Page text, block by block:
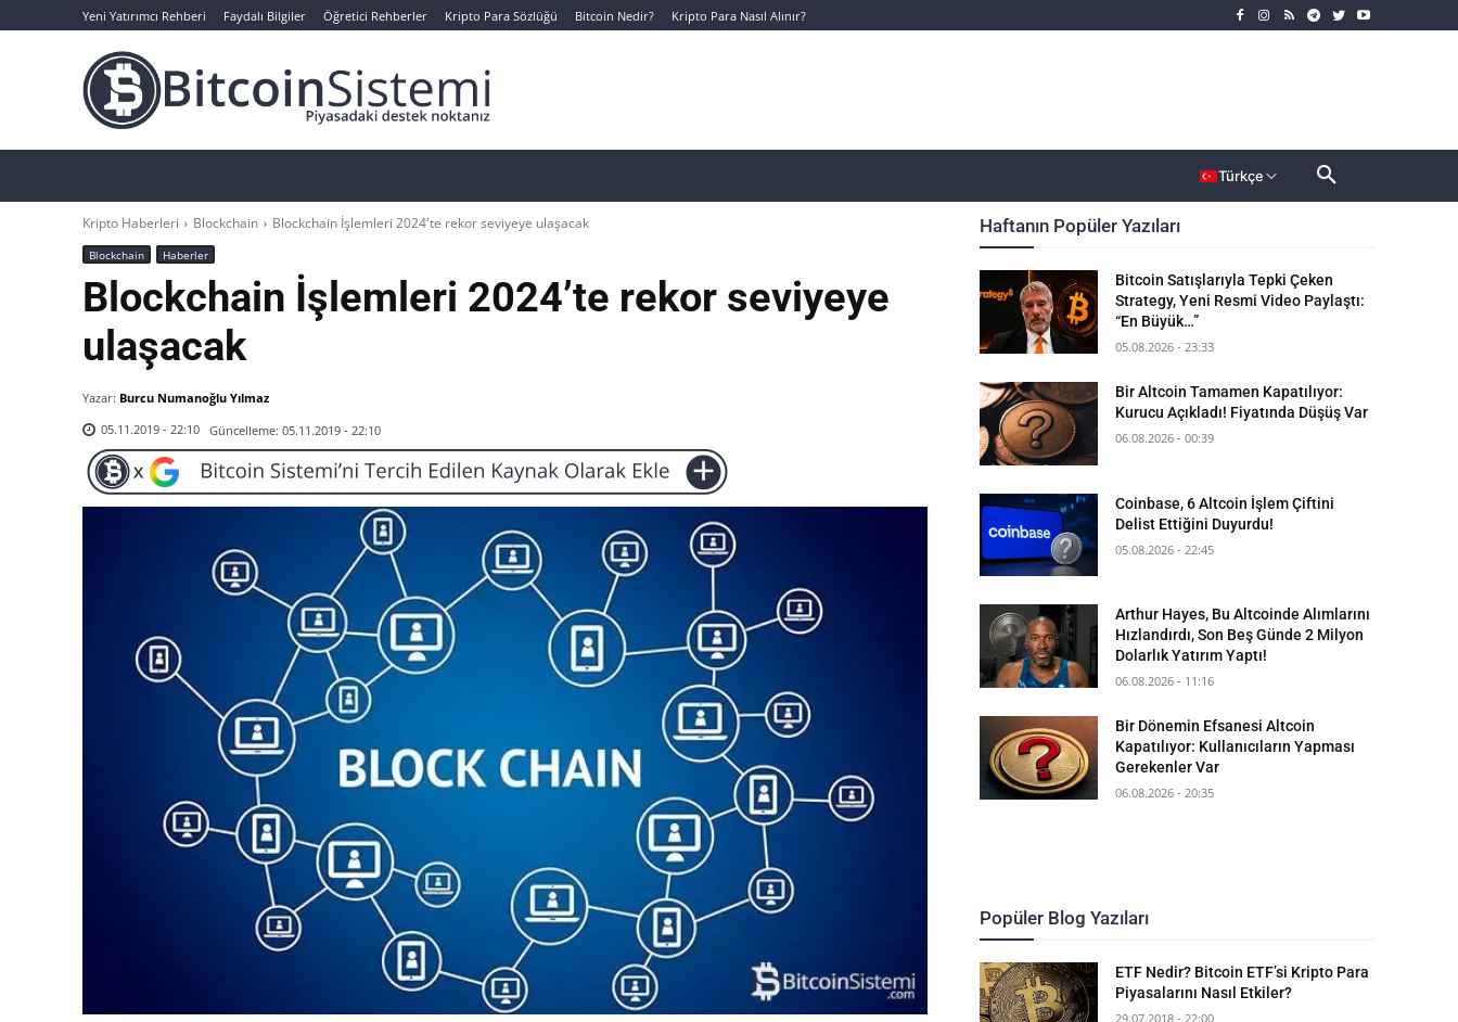
Yeni Yatırımcı Rehberi Faydalı Bilgiler Öğretici Rehberler Kripto Para Sözlüğü Bitcoin Nedir? Kripto Para Nasıl Alınır?
Türkçe
Kripto Haberleri Blockchain Blockchain İşlemleri 2024'te rekor seviyeye ulaşacak
Blockchain Haberler
Blockchain İşlemleri 2024’te rekor seviyeye
ulaşacak
Yazar: Burcu Numanoğlu Yılmaz
05.11.2019 - 22:10 Güncelleme: 05.11.2019 - 22:10
Haftanın Popüler Yazıları
Bitcoin Satışlarıyla Tepki Çeken
Strategy, Yeni Resmi Video Paylaştı:
“En Büyük…”
05.08.2026 - 23:33
Bir Altcoin Tamamen Kapatılıyor:
Kurucu Açıkladı! Fiyatında Düşüş Var
06.08.2026 - 00:39
Coinbase, 6 Altcoin İşlem Çiftini
Delist Ettiğini Duyurdu!
05.08.2026 - 22:45
Arthur Hayes, Bu Altcoinde Alımlarını
Hızlandırdı, Son Beş Günde 2 Milyon
Dolarlık Yatırım Yaptı!
06.08.2026 - 11:16
Bir Dönemin Efsanesi Altcoin
Kapatılıyor: Kullanıcıların Yapması
Gerekenler Var
06.08.2026 - 20:35
Popüler Blog Yazıları
ETF Nedir? Bitcoin ETF’si Kripto Para
Piyasalarını Nasıl Etkiler?
29.07.2018 - 22:00